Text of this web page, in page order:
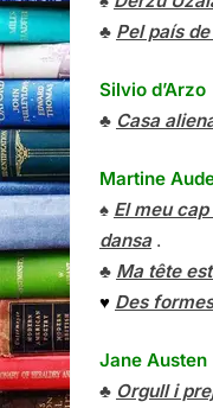
♣ Pel país de
Silvio d’Arzo
♣ Casa
Martine
♠ El meu
dansa.
♣ Ma tête
♥ Des
Jane Austen
♣ Orgull i